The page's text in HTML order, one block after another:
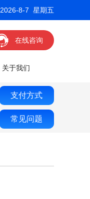
2026-8-7 星期五
在线咨询
关于我们
支付方式
常见问题